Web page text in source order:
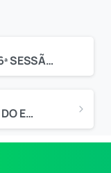
ORDEM DO DIA PARA A 26ª SESSÃO ORDINÁRIA
RESPOSTA A IMPUGNAÇÃO DO EDITAL